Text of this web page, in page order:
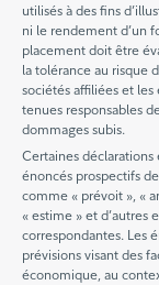
utilisés à des fins
ni le rendement d’un
placement doit être
la tolérance au risque
sociétés affiliées et
tenues responsables
dommages subis.
Certaines
énoncés prospectifs
comme « prévoit », «
« estime » et d’autres
correspondantes. Les
prévisions visant des
économique, au